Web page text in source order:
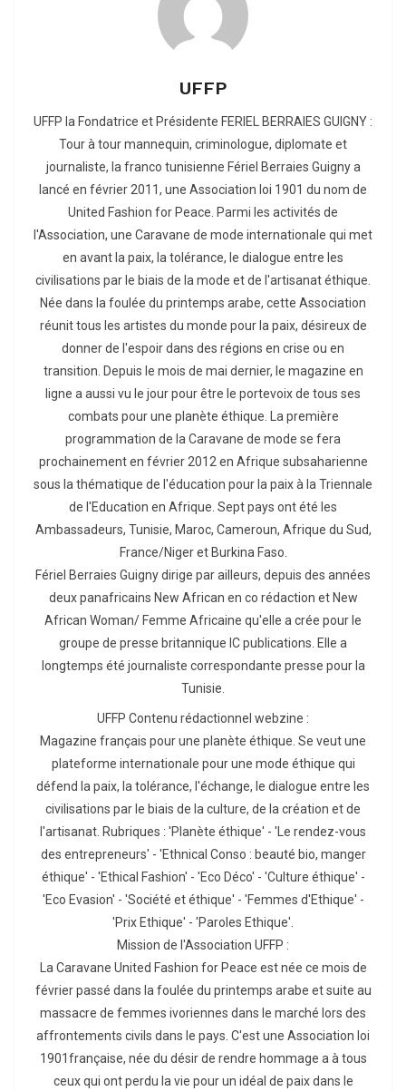
UFFP
UFFP la Fondatrice et Présidente FERIEL BERRAIES GUIGNY :
Tour à tour mannequin, criminologue, diplomate et
journaliste, la franco tunisienne Fériel Berraies Guigny a
lancé en février 2011, une Association loi 1901 du nom de
United Fashion for Peace. Parmi les activités de
l'Association, une Caravane de mode internationale qui met
en avant la paix, la tolérance, le dialogue entre les
civilisations par le biais de la mode et de l'artisanat éthique.
Née dans la foulée du printemps arabe, cette Association
réunit tous les artistes du monde pour la paix, désireux de
donner de l'espoir dans des régions en crise ou en
transition. Depuis le mois de mai dernier, le magazine en
ligne a aussi vu le jour pour être le portevoix de tous ses
combats pour une planète éthique. La première
programmation de la Caravane de mode se fera
prochainement en février 2012 en Afrique subsaharienne
sous la thématique de l'éducation pour la paix à la Triennale
de l'Education en Afrique. Sept pays ont été les
Ambassadeurs, Tunisie, Maroc, Cameroun, Afrique du Sud,
France/Niger et Burkina Faso.
Fériel Berraies Guigny dirige par ailleurs, depuis des années
deux panafricains New African en co rédaction et New
African Woman/ Femme Africaine qu'elle a crée pour le
groupe de presse britannique IC publications. Elle a
longtemps été journaliste correspondante presse pour la
Tunisie.
UFFP Contenu rédactionnel webzine :
Magazine français pour une planète éthique. Se veut une
plateforme internationale pour une mode éthique qui
défend la paix, la tolérance, l'échange, le dialogue entre les
civilisations par le biais de la culture, de la création et de
l'artisanat. Rubriques : 'Planète éthique' - 'Le rendez-vous
des entrepreneurs' - 'Ethnical Conso : beauté bio, manger
éthique' - 'Ethical Fashion' - 'Eco Déco' - 'Culture éthique' -
'Eco Evasion' - 'Société et éthique' - 'Femmes d'Ethique' -
'Prix Ethique' - 'Paroles Ethique'.
Mission de l'Association UFFP :
La Caravane United Fashion for Peace est née ce mois de
février passé dans la foulée du printemps arabe et suite au
massacre de femmes ivoriennes dans le marché lors des
affrontements civils dans le pays. C'est une Association loi
1901française, née du désir de rendre hommage a à tous
ceux qui ont perdu la vie pour un idéal de paix dans le